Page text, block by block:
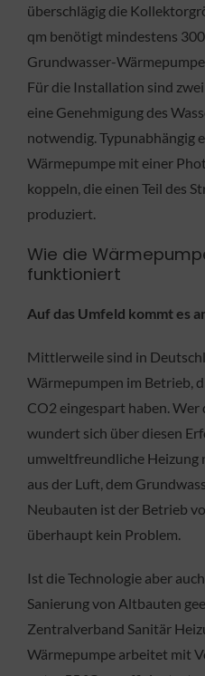
überschlägig die
qm benötigt mindestens
Grundwasser-
Für die Installation sind
eine Genehmigung des
notwendig. Typunabhängig
Wärmepumpe mit einer
koppeln, die einen Teil des
produziert.
Wie die
funktioniert
Auf das Umfeld kommt es
Mittlerweile sind in
Wärmepumpen im Betrieb,
CO2 eingespart haben. Wer
wundert sich über diesen
umweltfreundliche Heizung
aus der Luft, dem
Neubauten ist der Betrieb
überhaupt kein Problem.
Ist die Technologie aber
Sanierung von Altbauten
Zentralverband Sanitär
Wärmepumpe arbeitet mit